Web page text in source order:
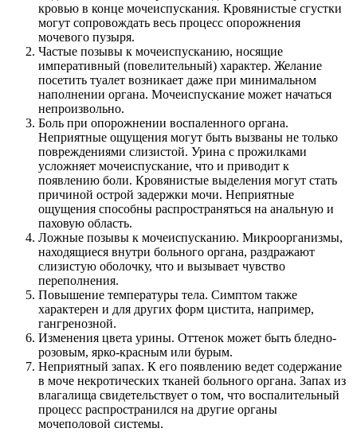
кровью в конце мочеиспускания. Кровянистые сгустки
могут сопровождать весь процесс опорожнения
мочевого пузыря.
Частые позывы к мочеиспусканию, носящие
императивный (повелительный) характер. Желание
посетить туалет возникает даже при минимальном
наполнении органа. Мочеиспускание может начаться
непроизвольно.
Боль при опорожнении воспаленного органа.
Неприятные ощущения могут быть вызваны не только
повреждениями слизистой. Урина с прожилками
усложняет мочеиспускание, что и приводит к
появлению боли. Кровянистые выделения могут стать
причиной острой задержки мочи. Неприятные
ощущения способны распространяться на анальную и
паховую область.
Ложные позывы к мочеиспусканию. Микроорганизмы,
находящиеся внутри больного органа, раздражают
слизистую оболочку, что и вызывает чувство
переполнения.
Повышение температуры тела. Симптом также
характерен и для других форм цистита, например,
гангренозной.
Изменения цвета урины. Оттенок может быть бледно-
розовым, ярко-красным или бурым.
Неприятный запах. К его появлению ведет содержание
в моче некротических тканей больного органа. Запах из
влагалища свидетельствует о том, что воспалительный
процесс распространился на другие органы
мочеполовой системы.